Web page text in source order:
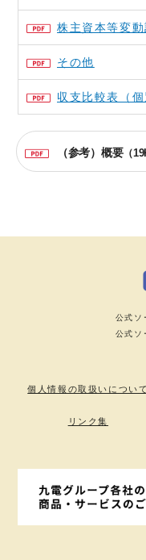
株主資本等変
その他
収支比較表（個
（参考）概要（
個人情報の取扱いについて
リンク集
公式ソ
公式ソ